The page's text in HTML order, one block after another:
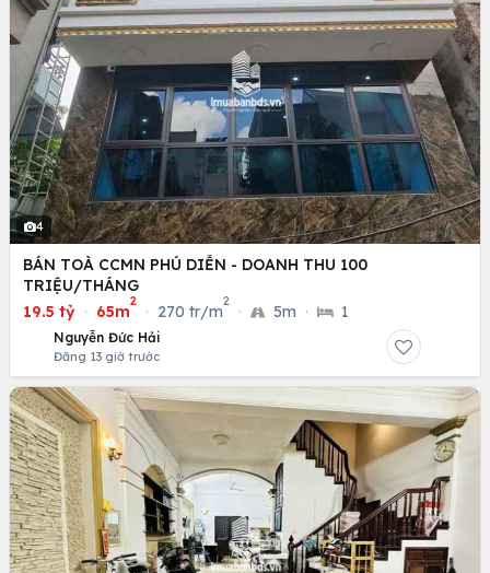
4
BÁN TOÀ CCMN PHÚ DIỄN - DOANH THU 100
TRIỆU/THÁNG
19.5 tỷ · 65m
2
· 270 tr/m
2
· 5m · 1
Nguyễn Đức Hải
Đăng 13 giờ trước